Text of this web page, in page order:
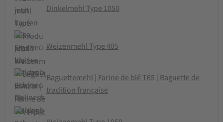
Dinkelmehl Type 1050
Weizenmehl Type 405
Baguettemehl | Farine de blé T65 | Baguette de
tradition française